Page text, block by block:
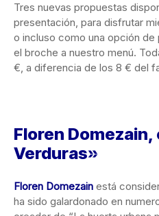
Tres nuevas propuestas
presentación, para disfrutar
o incluso como una opción
el broche a nuestro menú.
€, a diferencia de los 8 € del
Floren Domezain,
Verduras»
Floren Domezain está
ha sido galardonado en